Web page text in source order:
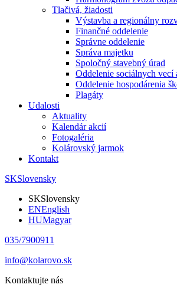
Tlačivá, žiadosti
Výstavba a regionálny
Finančné oddelenie
Správne oddelenie
Správa majetku
Spoločný stavebný úrad
Oddelenie sociálnych
Oddelenie hospodárenia
Plagáty
Udalosti
Aktuality
Kalendár akcií
Fotogaléria
Kolárovský jarmok
Kontakt
SKSlovensky
SKSlovensky
ENEnglish
HUMagyar
035/7900911
info@kolarovo.sk
Kontaktujte nás